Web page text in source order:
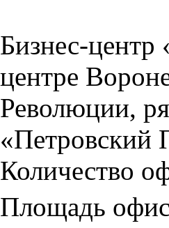
Бизнес-центр
центре
Революции,
«Петровский
Количество
Площадь